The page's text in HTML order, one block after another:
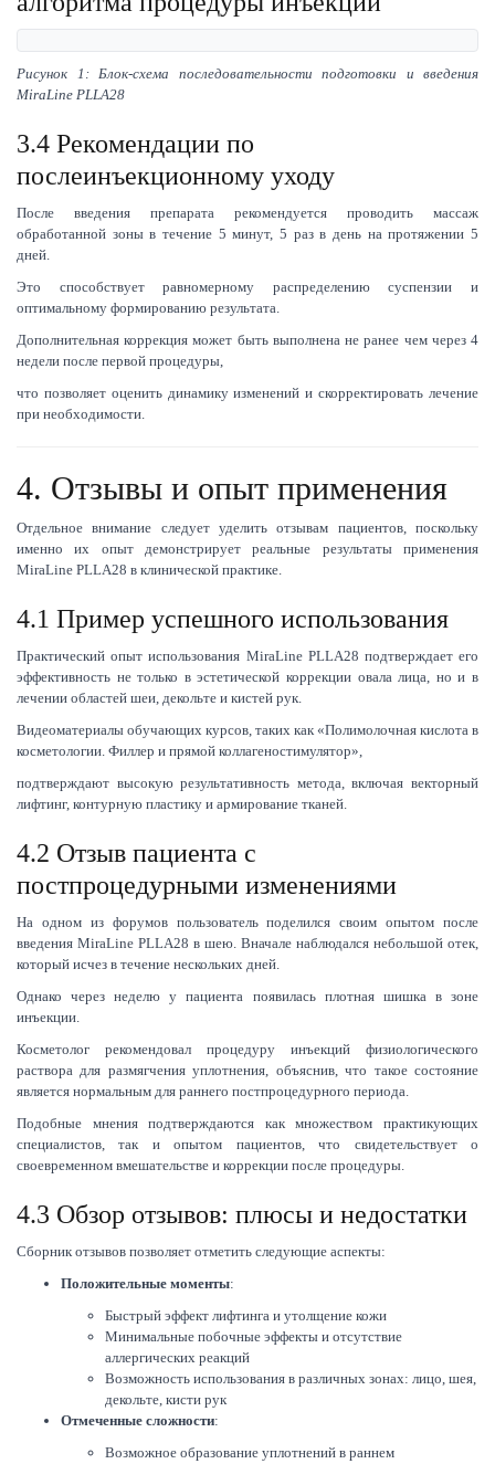
Рисунок 1: Блок-схема последовательности подготовки и введения
MiraLine PLLA28
3.4 Рекомендации по
послеинъекционному уходу
После введения препарата рекомендуется проводить массаж
обработанной зоны в течение 5 минут, 5 раз в день на протяжении 5
дней.
Это способствует равномерному распределению суспензии и
оптимальному формированию результата.
Дополнительная коррекция может быть выполнена не ранее чем через 4
недели после первой процедуры,
что позволяет оценить динамику изменений и скорректировать лечение
при необходимости.
4. Отзывы и опыт применения
Отдельное внимание следует уделить отзывам пациентов, поскольку
именно их опыт демонстрирует реальные результаты применения
MiraLine PLLA28 в клинической практике.
4.1 Пример успешного использования
Практический опыт использования MiraLine PLLA28 подтверждает его
эффективность не только в эстетической коррекции овала лица, но и в
лечении областей шеи, декольте и кистей рук.
Видеоматериалы обучающих курсов, таких как «Полимолочная кислота в
косметологии. Филлер и прямой коллагеностимулятор»,
подтверждают высокую результативность метода, включая векторный
лифтинг, контурную пластику и армирование тканей.
4.2 Отзыв пациента с
постпроцедурными изменениями
На одном из форумов пользователь поделился своим опытом после
введения MiraLine PLLA28 в шею. Вначале наблюдался небольшой отек,
который исчез в течение нескольких дней.
Однако через неделю у пациента появилась плотная шишка в зоне
инъекции.
Косметолог рекомендовал процедуру инъекций физиологического
раствора для размягчения уплотнения, объяснив, что такое состояние
является нормальным для раннего постпроцедурного периода.
Подобные мнения подтверждаются как множеством практикующих
специалистов, так и опытом пациентов, что свидетельствует о
своевременном вмешательстве и коррекции после процедуры.
4.3 Обзор отзывов: плюсы и недостатки
Сборник отзывов позволяет отметить следующие аспекты:
Положительные моменты:
Быстрый эффект лифтинга и утолщение кожи
Минимальные побочные эффекты и отсутствие
аллергических реакций
Возможность использования в различных зонах: лицо, шея,
декольте, кисти рук
Отмеченные сложности:
Возможное образование уплотнений в раннем